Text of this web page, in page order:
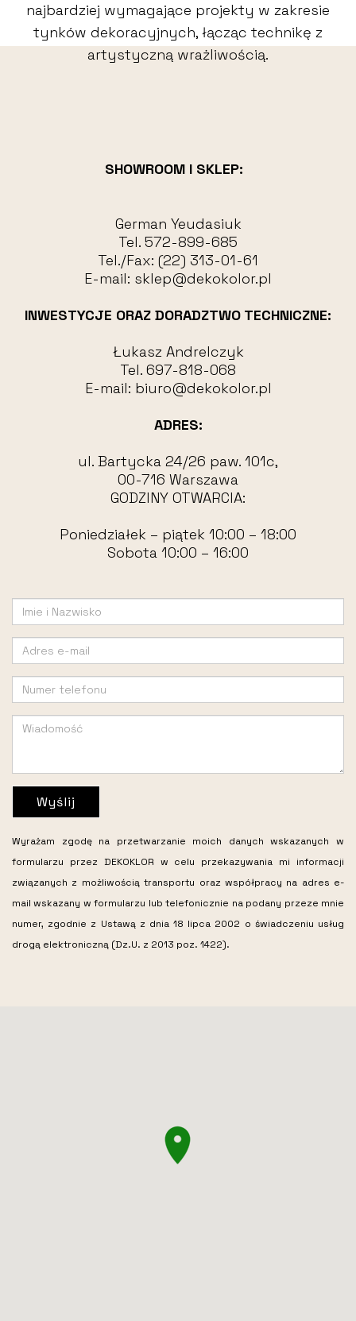
najbardziej wymagające projekty w zakresie
tynków dekoracyjnych, łącząc technikę z
artystyczną wrażliwością.
SHOWROOM I SKLEP:
German Yeudasiuk
Tel. 572-899-685
Tel./Fax: (22) 313-01-61
E-mail: sklep@dekokolor.pl
INWESTYCJE ORAZ DORADZTWO TECHNICZNE:
Łukasz Andrelczyk
Tel. 697-818-068
E-mail: biuro@dekokolor.pl
ADRES:
ul. Bartycka 24/26 paw. 101c,
00-716 Warszawa
GODZINY OTWARCIA:
Poniedziałek – piątek 10:00 – 18:00
Sobota 10:00 – 16:00
Wyślij
Wyrażam zgodę na przetwarzanie moich danych wskazanych w
formularzu przez DEKOKLOR w celu przekazywania mi informacji
związanych z możliwością transportu oraz współpracy na adres e-
mail wskazany w formularzu lub telefonicznie na podany przeze mnie
numer, zgodnie z Ustawą z dnia 18 lipca 2002 o świadczeniu usług
drogą elektroniczną (Dz.U. z 2013 poz. 1422).